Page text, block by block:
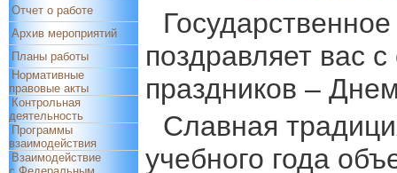
Отчет о работе
Архив мероприятий
Планы работы
Нормативные
правовые акты
Контрольная
деятельность
Программы
взаимодействия
Взаимодействие
поздравляет вас
праздников –
Славная
учебного года